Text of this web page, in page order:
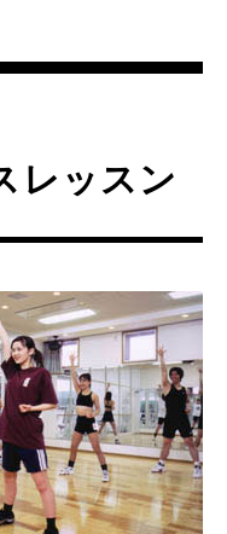
レッスン